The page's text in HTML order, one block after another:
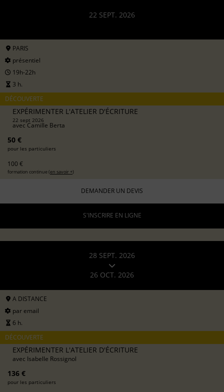
22 SEPT. 2026
PARIS
présentiel
19h-22h
3 h.
DÉCOUVERTE
EXPÉRIMENTER L'ATELIER D'ÉCRITURE
22 sept 2026
avecCamille Berta
50 €
pour les particuliers
100 €
formation continue (en savoir +)
DEMANDER UN DEVIS
S'INSCRIRE EN LIGNE
28 SEPT. 2026
26 OCT. 2026
A DISTANCE
par email
6 h.
DÉCOUVERTE
EXPÉRIMENTER L'ATELIER D'ÉCRITURE
avec Isabelle Rossignol
136 €
pour les particuliers